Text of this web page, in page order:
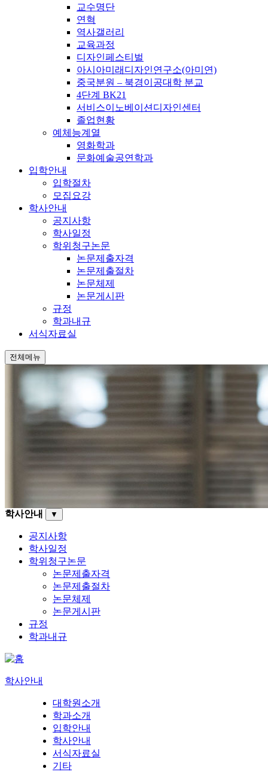
교수명단
연혁
역사갤러리
교육과정
디자인페스티벌
아시아미래디자인연구소(아미연)
중국분원 – 북경이공대학 분교
4단계 BK21
서비스이노베이션디자인센터
졸업현황
예체능계열
영화학과
문화예술공연학과
입학안내
입학절차
모집요강
학사안내
공지사항
학사일정
학위청구논문
논문제출자격
논문제출절차
논문체제
논문게시판
규정
학과내규
서식자료실
전체메뉴
학사안내 ▼
공지사항
학사일정
학위청구논문
논문제출자격
논문제출절차
논문체제
논문게시판
규정
학과내규
학사안내
대학원소개
학과소개
입학안내
학사안내
서식자료실
기타